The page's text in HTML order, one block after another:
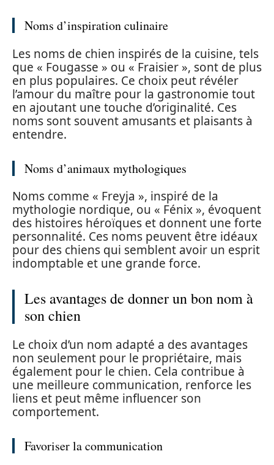
Noms d’inspiration culinaire
Les noms de chien inspirés de la cuisine, tels
que « Fougasse » ou « Fraisier », sont de plus
en plus populaires. Ce choix peut révéler
l’amour du maître pour la gastronomie tout
en ajoutant une touche d’originalité. Ces
noms sont souvent amusants et plaisants à
entendre.
Noms d’animaux mythologiques
Noms comme « Freyja », inspiré de la
mythologie nordique, ou « Fénix », évoquent
des histoires héroïques et donnent une forte
personnalité. Ces noms peuvent être idéaux
pour des chiens qui semblent avoir un esprit
indomptable et une grande force.
Les avantages de donner un bon nom à
son chien
Le choix d’un nom adapté a des avantages
non seulement pour le propriétaire, mais
également pour le chien. Cela contribue à
une meilleure communication, renforce les
liens et peut même influencer son
comportement.
Favoriser la communication